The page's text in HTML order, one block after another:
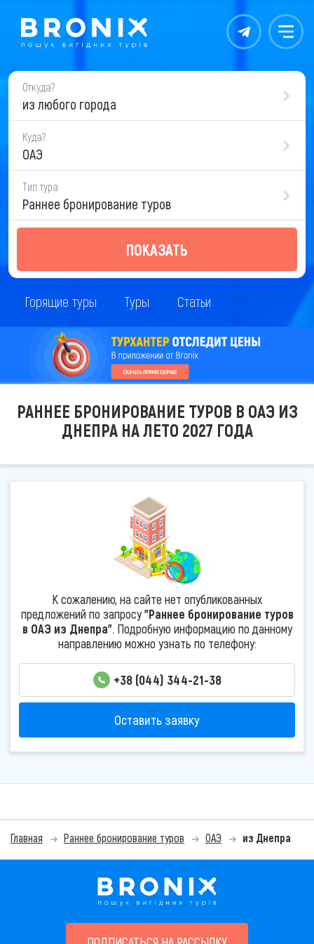
Контакты Меню
Откуда?
из любого города
Куда?
ОАЭ
Тип тура
Раннее бронирование туров
ПОКАЗАТЬ
Горящие туры Туры Статьи
РАННЕЕ БРОНИРОВАНИЕ ТУРОВ В ОАЭ ИЗ
ДНЕПРА НА ЛЕТО 2027 ГОДА
К сожалению, на сайте нет опубликованных
предложений по запросу"Раннее бронирование туров
в ОАЭ из Днепра". Подробную информацию по данному
направлению можно узнать по телефону:
+38 (044) 344-21-38
Оставить заявку
Главная Раннее бронирование туров ОАЭ из Днепра